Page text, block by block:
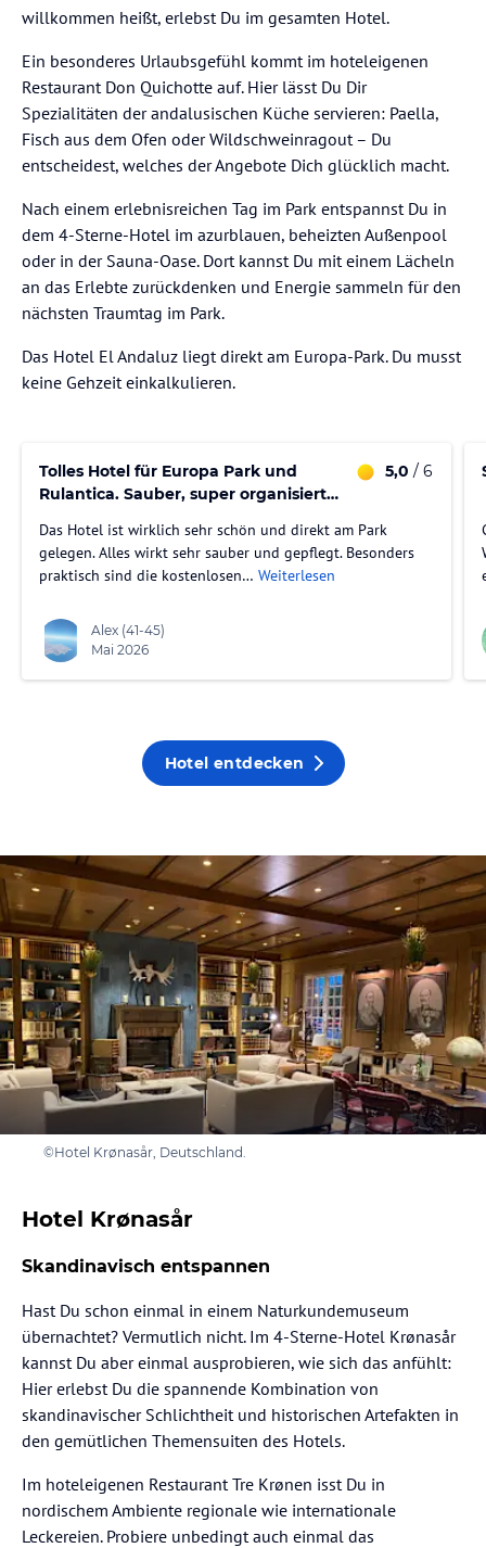
willkommen heißt, erlebst Du im gesamten Hotel.
Ein besonderes Urlaubsgefühl kommt im hoteleigenen
Restaurant Don Quichotte auf. Hier lässt Du Dir
Spezialitäten der andalusischen Küche servieren: Paella,
Fisch aus dem Ofen oder Wildschweinragout – Du
entscheidest, welches der Angebote Dich glücklich macht.
Nach einem erlebnisreichen Tag im Park entspannst Du in
dem 4-Sterne-Hotel im azurblauen, beheizten Außenpool
oder in der Sauna-Oase. Dort kannst Du mit einem Lächeln
an das Erlebte zurückdenken und Energie sammeln für den
nächsten Traumtag im Park.
Das Hotel El Andaluz liegt direkt am Europa-Park. Du musst
keine Gehzeit einkalkulieren.
Tolles Hotel für Europa Park und
Rulantica. Sauber, super organisiert
5,0 / 6
Das Hotel ist wirklich sehr schön und direkt am Park
gelegen. Alles wirkt sehr sauber und gepflegt. Besonders
praktisch sind die kostenlosen… Weiterlesen
Alex (41-45)
Mai 2026
Hotel entdecken
©Hotel Krønasår, Deutschland.
Hotel Krønasår
Skandinavisch entspannen
Hast Du schon einmal in einem Naturkundemuseum
übernachtet? Vermutlich nicht. Im 4-Sterne-Hotel Krønasår
kannst Du aber einmal ausprobieren, wie sich das anfühlt:
Hier erlebst Du die spannende Kombination von
skandinavischer Schlichtheit und historischen Artefakten in
den gemütlichen Themensuiten des Hotels.
Im hoteleigenen Restaurant Tre Krønen isst Du in
nordischem Ambiente regionale wie internationale
Leckereien. Probiere unbedingt auch einmal das